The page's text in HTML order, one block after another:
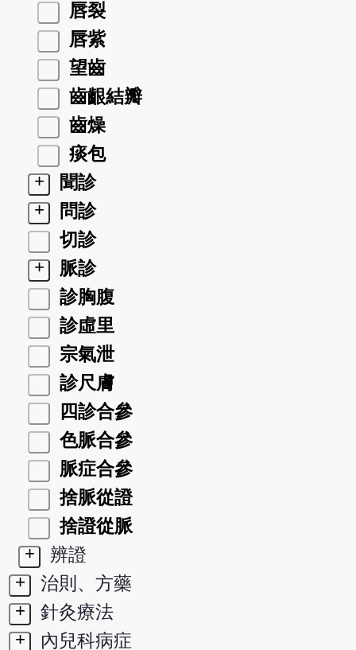
唇裂
唇紫
望齒
齒齦結瓣
齒燥
痰包
+
聞診
+
問診
切診
+
脈診
診胸腹
診虛里
宗氣泄
診尺膚
四診合參
色脈合參
脈症合參
捨脈從證
捨證從脈
+
辨證
+
治則、方藥
+
針灸療法
+
內兒科病症